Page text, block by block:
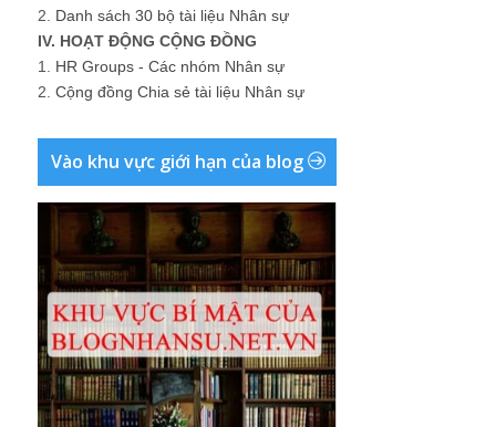
2. Danh sách 30 bộ tài liệu Nhân sự
IV. HOẠT ĐỘNG CỘNG ĐỒNG
1. HR Groups - Các nhóm Nhân sự
2. Cộng đồng Chia sẻ tài liệu Nhân sự
Vào khu vực giới hạn của blog